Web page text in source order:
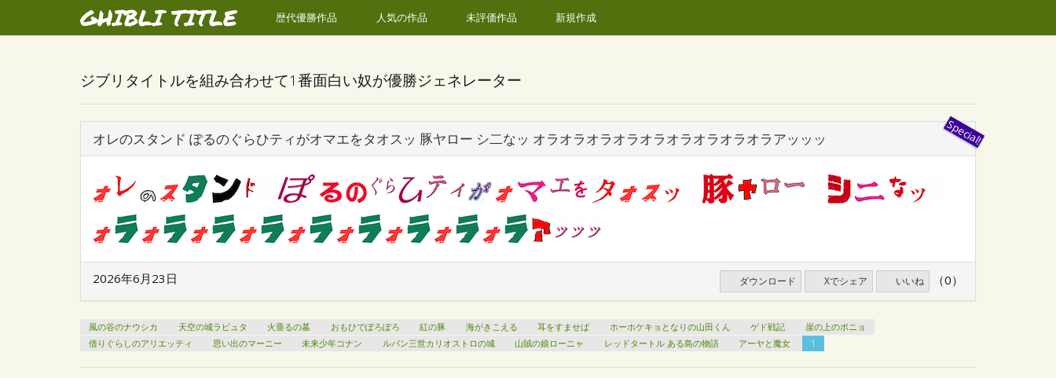
GHIBLI TITLE 歴代優勝作品 人気の作品 未評価作品 新規作成
ジブリタイトルを組み合わせて1番面白い奴が優勝ジェネレーター
オレのスタンド ぽるのぐらひティがオマエをタオスッ 豚ヤロー シ二なッ オラオラオラオラオラオラオラオラオラアッッッ
2026年6月23日 ダウンロード Xでシェア いいね （0）
風の谷のナウシカ 天空の城ラピュタ 火垂るの墓 おもひでぽろぽろ 紅の豚 海がきこえる 耳をすませば ホーホケキョとなりの山田くん ゲド戦記
崖の上のポニョ
借りぐらしのアリエッティ
思い出のマーニー 未来少年コナン ルパン三世カリオストロの城 山賊の娘ローニャ レッドタートル ある島の物語 アーヤと魔女 1